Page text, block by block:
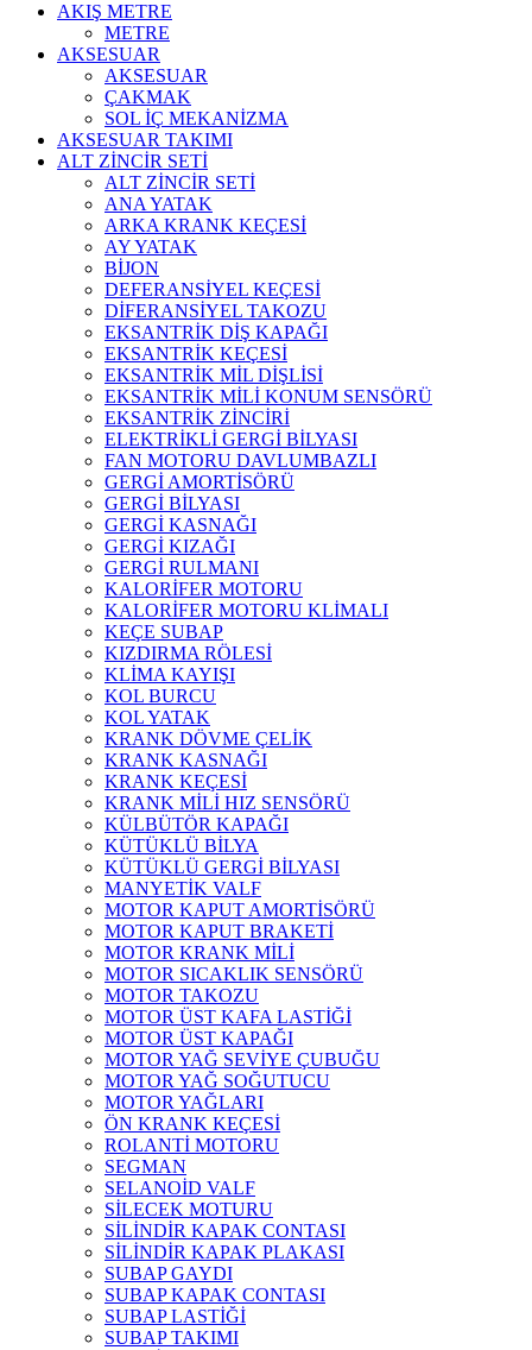
AKIŞ METRE
METRE
AKSESUAR
AKSESUAR
ÇAKMAK
SOL İÇ MEKANİZMA
AKSESUAR TAKIMI
ALT ZİNCİR SETİ
ALT ZİNCİR SETİ
ANA YATAK
ARKA KRANK KEÇESİ
AY YATAK
BİJON
DEFERANSİYEL KEÇESİ
DİFERANSİYEL TAKOZU
EKSANTRİK DİŞ KAPAĞI
EKSANTRİK KEÇESİ
EKSANTRİK MİL DİŞLİSİ
EKSANTRİK MİLİ KONUM SENSÖRÜ
EKSANTRİK ZİNCİRİ
ELEKTRİKLİ GERGİ BİLYASI
FAN MOTORU DAVLUMBAZLI
GERGİ AMORTİSÖRÜ
GERGİ BİLYASI
GERGİ KASNAĞI
GERGİ KIZAĞI
GERGİ RULMANI
KALORİFER MOTORU
KALORİFER MOTORU KLİMALI
KEÇE SUBAP
KIZDIRMA RÖLESİ
KLİMA KAYIŞI
KOL BURCU
KOL YATAK
KRANK DÖVME ÇELİK
KRANK KASNAĞI
KRANK KEÇESİ
KRANK MİLİ HIZ SENSÖRÜ
KÜLBÜTÖR KAPAĞI
KÜTÜKLÜ BİLYA
KÜTÜKLÜ GERGİ BİLYASI
MANYETİK VALF
MOTOR KAPUT AMORTİSÖRÜ
MOTOR KAPUT BRAKETİ
MOTOR KRANK MİLİ
MOTOR SICAKLIK SENSÖRÜ
MOTOR TAKOZU
MOTOR ÜST KAFA LASTİĞİ
MOTOR ÜST KAPAĞI
MOTOR YAĞ SEVİYE ÇUBUĞU
MOTOR YAĞ SOĞUTUCU
MOTOR YAĞLARI
ÖN KRANK KEÇESİ
ROLANTİ MOTORU
SEGMAN
SELANOİD VALF
SİLECEK MOTURU
SİLİNDİR KAPAK CONTASI
SİLİNDİR KAPAK PLAKASI
SUBAP GAYDI
SUBAP KAPAK CONTASI
SUBAP LASTİĞİ
SUBAP TAKIMI